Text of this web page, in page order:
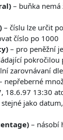
– buňka
– číslu lze určit
číslo po 1000
– pro peněžní
pokročilou
zarovnávaní
nepřeberné
18.6.97 13:30
jako
– násobí